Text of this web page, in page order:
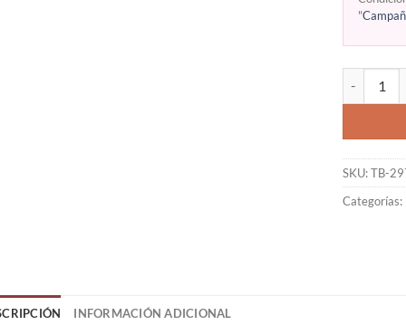
"
SKU:TB-
Categorías:
INFORMACIÓN ADICIONAL